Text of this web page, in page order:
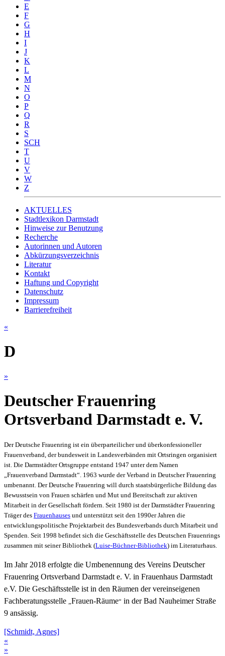
E
F
G
H
I
J
K
L
M
N
O
P
Q
R
S
SCH
T
U
V
W
Z
AKTUELLES
Stadtlexikon Darmstadt
Hinweise zur Benutzung
Recherche
Autorinnen und Autoren
Abkürzungsverzeichnis
Literatur
Kontakt
Haftung und Copyright
Datenschutz
Impressum
Barrierefreiheit
«
D
»
Deutscher Frauenring
Ortsverband Darmstadt e. V.
Der Deutsche Frauenring ist ein überparteilicher und überkonfessioneller
Frauenverband, der bundesweit in Landesverbänden mit Ortsringen organisiert
ist. Die Darmstädter Ortsgruppe entstand 1947 unter dem Namen
„Frauenverband Darmstadt“. 1963 wurde der Verband in Deutscher Frauenring
umbenannt. Der Deutsche Frauenring will durch staatsbürgerliche Bildung das
Bewusstsein von Frauen schärfen und Mut und Bereitschaft zur aktiven
Mitarbeit in der Gesellschaft fördern. Seit 1980 ist der Darmstädter Frauenring
Träger des Frauenhauses und unterstützt seit den 1990er Jahren die
entwicklungspolitische Projektarbeit des Bundesverbands durch Mitarbeit und
Spenden. Seit 1998 befindet sich die Geschäftsstelle des Deutschen Frauenrings
zusammen mit seiner Bibliothek (Luise-Büchner-Bibliothek) im Literaturhaus.
Im Jahr 2018 erfolgte die Umbenennung des Vereins Deutscher
Frauenring Ortsverband Darmstadt e. V. in Frauenhaus Darmstadt
e.V. Die Geschäftsstelle ist in den Räumen der vereinseigenen
Fachberatungsstelle Frauen-Räume“ in der Bad Nauheimer Straße
9 ansässig.
[Schmidt, Agnes]
«
»